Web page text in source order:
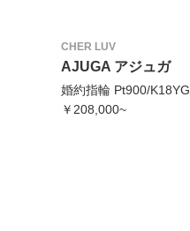
CHER LUV
AJUGA アジュガ
婚約指輪 Pt900/K18YG
￥208,000~